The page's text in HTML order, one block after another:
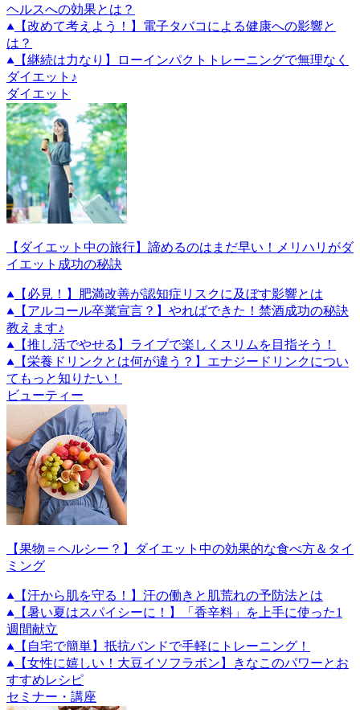
ヘルスへの効果とは？
【改めて考えよう！】電子タバコによる健康への影響と
は？
【継続は力なり】ローインパクトトレーニングで無理なく
ダイエット♪
ダイエット
【ダイエット中の旅行】諦めるのはまだ早い！メリハリがダ
イエット成功の秘訣
【必見！】肥満改善が認知症リスクに及ぼす影響とは
【アルコール卒業宣言？】やればできた！禁酒成功の秘訣
教えます♪
【推し活でやせる】ライブで楽しくスリムを目指そう！
【栄養ドリンクとは何が違う？】エナジードリンクについ
てもっと知りたい！
ビューティー
【果物＝ヘルシー？】ダイエット中の効果的な食べ方＆タイ
ミング
【汗から肌を守る！】汗の働きと肌荒れの予防法とは
【暑い夏はスパイシーに！】「香辛料」を上手に使った1
週間献立
【自宅で簡単】抵抗バンドで手軽にトレーニング！
【女性に嬉しい！大豆イソフラボン】きなこのパワーとお
すすめレシピ
セミナー・講座